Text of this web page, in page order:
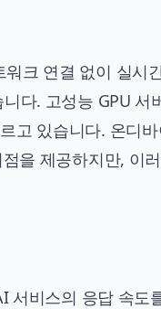
크 연결 없이 실시
다. 고성능 GPU 서
고 있습니다. 온디
을 제공하지만, 이
서비스의 응답 속도